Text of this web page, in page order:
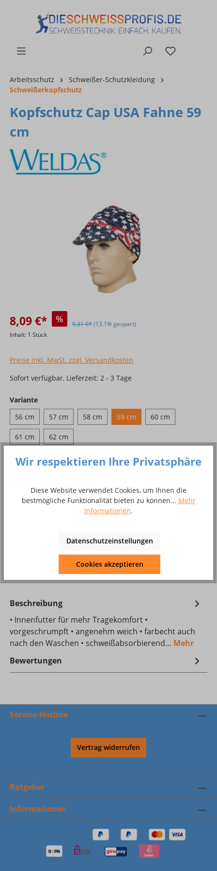
Arbeitsschutz
Schweißer-Schutzkleidung
Schweißerkopfschutz
Kopfschutz Cap USA Fahne 59
cm
8,09 €* % 9,31 €*(13.1% gespart)
Inhalt: 1 Stück
Preise inkl. MwSt. zzgl. Versandkosten
Sofort verfügbar, Lieferzeit: 2 - 3 Tage
Varianteauswählen
56 cm
57 cm 58 cm 59 cm 60 cm
61 cm 62 cm
Produkt Anzahl: Gib den gewünschten
Stück
In den Warenkorb
Zum Merkzettel hinzufügen
Produktdatenblatt Download
Beschreibung
• Innenfutter für mehr Tragekomfort •
vorgeschrumpft • angenehm weich • farbecht auch
nach den Waschen • schweißabsorbierend… Mehr
Bewertungen
Service-Hotline
Vertrag widerrufen
Ratgeber
Informationen
Wir respektieren Ihre Privatsphäre
Diese Website verwendet Cookies, um Ihnen die
bestmögliche Funktionalität bieten zu können... Mehr
Informationen.
Datenschutzeinstellungen
Cookies akzeptieren